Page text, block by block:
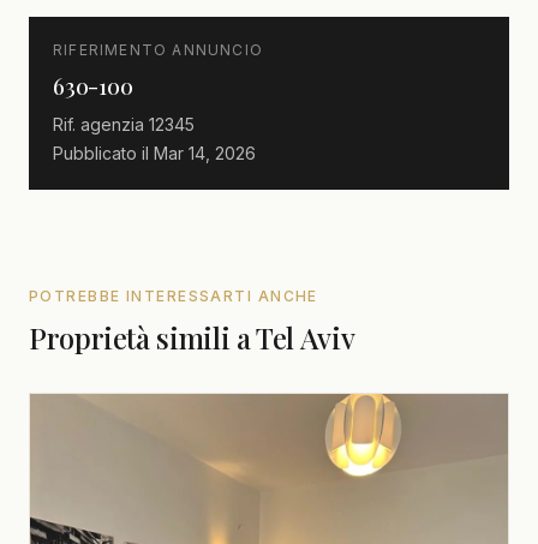
RIFERIMENTO ANNUNCIO
630-100
Rif. agenzia 12345
Pubblicato il Mar 14, 2026
POTREBBE INTERESSARTI ANCHE
Proprietà simili a Tel Aviv